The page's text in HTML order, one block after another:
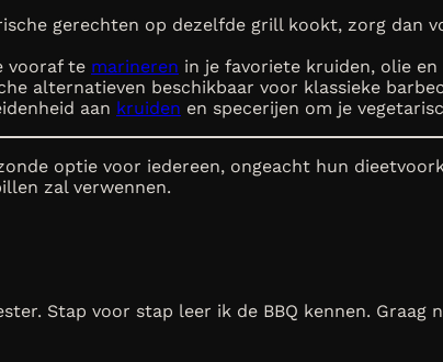
gerechten op dezelfde grill kookt, zorg dan
vooraf te marineren in je favoriete kruiden, olie en
alternatieven beschikbaar voor klassieke
aan kruiden en specerijen om je
optie voor iedereen, ongeacht hun
zal verwennen.
Stap voor stap leer ik de BBQ kennen. Graag